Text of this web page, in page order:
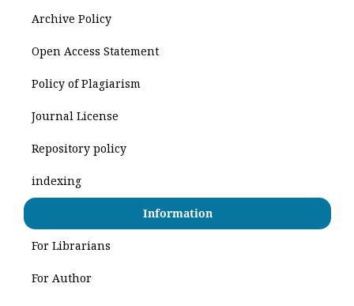
Archive Policy
Open Access Statement
Policy of Plagiarism
Journal License
Repository policy
indexing
Information
For Librarians
For Author